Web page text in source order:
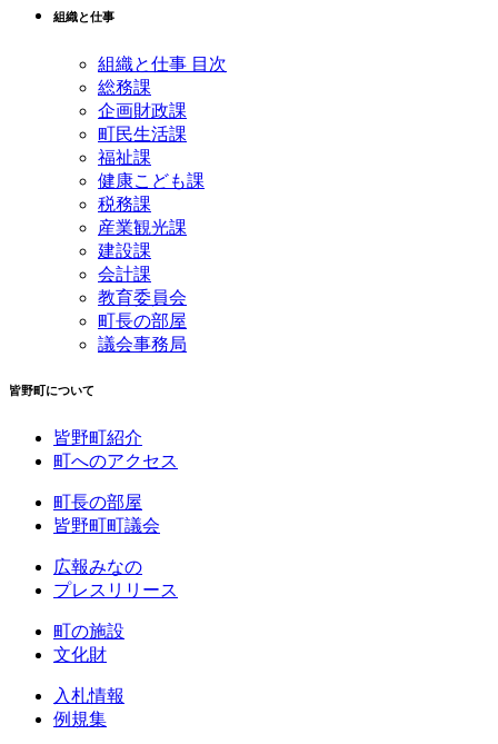
組織と仕事
組織と仕事 目次
総務課
企画財政課
町民生活課
福祉課
健康こども課
税務課
産業観光課
建設課
会計課
教育委員会
町長の部屋
議会事務局
皆野町について
皆野町紹介
町へのアクセス
町長の部屋
皆野町町議会
広報みなの
プレスリリース
町の施設
文化財
入札情報
例規集